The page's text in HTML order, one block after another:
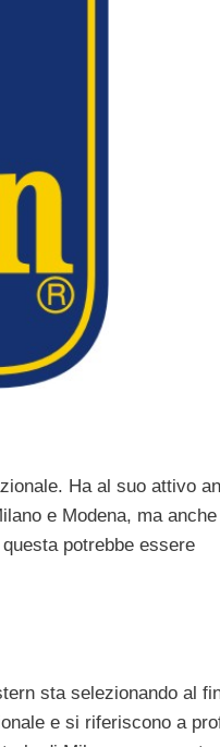
Ha al suo attivo
e Modena, ma
potrebbe essere
sta selezionando al
e si riferiscono a